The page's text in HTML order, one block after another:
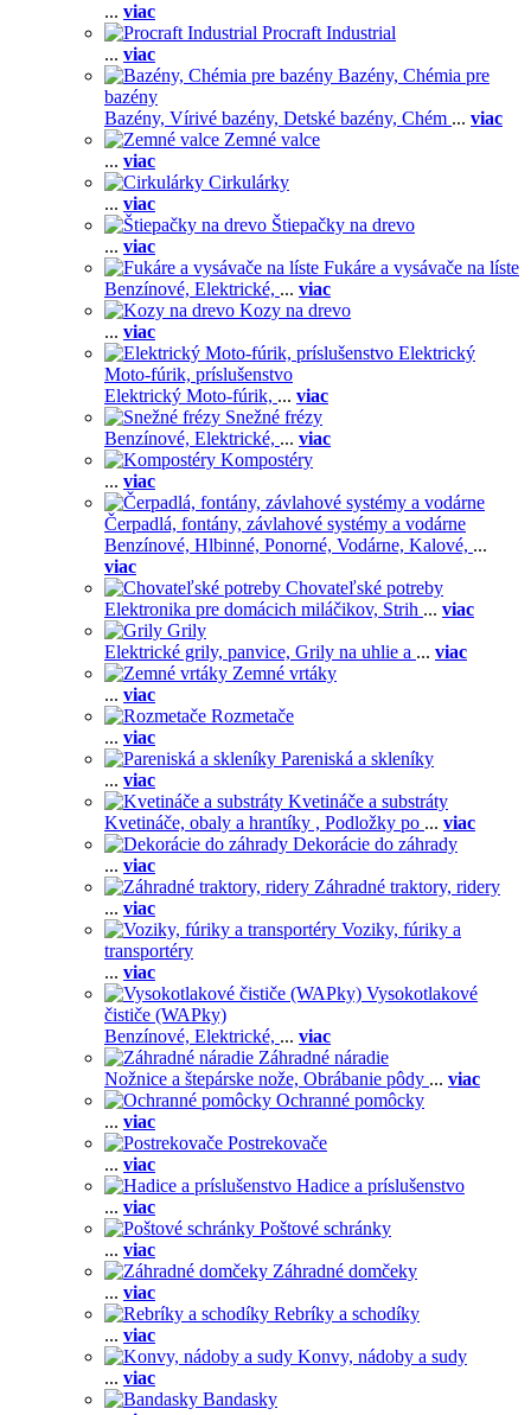
... viac
Procraft Industrial
... viac
Bazény, Chémia pre
bazény
Bazény, Vírivé bazény, Detské bazény, Chém ... viac
Zemné valce
... viac
Cirkulárky
... viac
Štiepačky na drevo
... viac
Fukáre a vysávače na líste
Benzínové, Elektrické, ... viac
Kozy na drevo
... viac
Elektrický
Moto-fúrik, príslušenstvo
Elektrický Moto-fúrik, ... viac
Snežné frézy
Benzínové, Elektrické, ... viac
Kompostéry
... viac
Čerpadlá, fontány, závlahové systémy a vodárne
Benzínové, Hlbinné, Ponorné, Vodárne, Kalové, ...
viac
Chovateľské potreby
Elektronika pre domácich miláčikov, Strih ... viac
Grily
Elektrické grily, panvice, Grily na uhlie a ... viac
Zemné vrtáky
... viac
Rozmetače
... viac
Pareniská a skleníky
... viac
Kvetináče a substráty
Kvetináče, obaly a hrantíky , Podložky po ... viac
Dekorácie do záhrady
... viac
Záhradné traktory, ridery
... viac
Voziky, fúriky a
transportéry
... viac
Vysokotlakové
čističe (WAPky)
Benzínové, Elektrické, ... viac
Záhradné náradie
Nožnice a štepárske nože, Obrábanie pôdy ... viac
Ochranné pomôcky
... viac
Postrekovače
... viac
Hadice a príslušenstvo
... viac
Poštové schránky
... viac
Záhradné domčeky
... viac
Rebríky a schodíky
... viac
Konvy, nádoby a sudy
... viac
Bandasky